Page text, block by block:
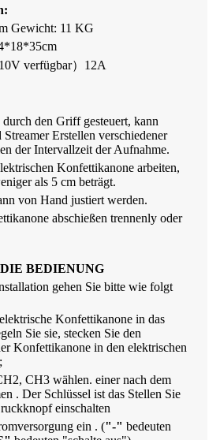
Gewicht: 11 KG
verfügbar）12A
den Griff gesteuert, kann
Streamer Erstellen verschiedener
der Intervallzeit der Aufnahme.
Konfettikanone arbeiten,
als 5 cm beträgt.
von Hand justiert werden.
abschießen trennenly oder
BEDIENUNG
gehen Sie bitte wie folgt
Konfettikanone in das
Sie sie, stecken Sie den
Konfettikanone in den elektrischen
CH3 wählen. einer nach dem
. Der Schlüssel ist das Stellen Sie
einschalten
ein . ("-" bedeuten